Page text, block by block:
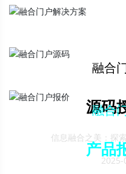
解决方
融合
源码
融合
产品
信息融合之美：探
2025-